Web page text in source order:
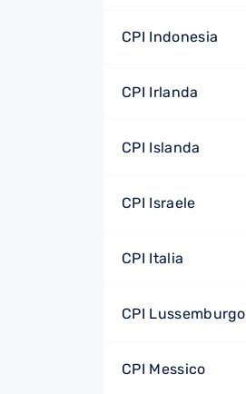
CPI Indonesia
CPI Irlanda
CPI Islanda
CPI Israele
CPI Italia
CPI Lussemburgo
CPI Messico